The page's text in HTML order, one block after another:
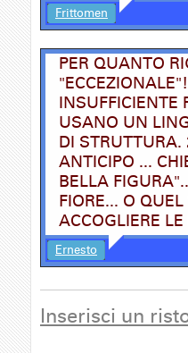
Frittomen
PER QUANTO
INSUFFICIENTE
USANO UN
DI
ANTICIPO ...
BELLA
FIORE... O
ACCOGLIERE
Ernesto
Inserisci un